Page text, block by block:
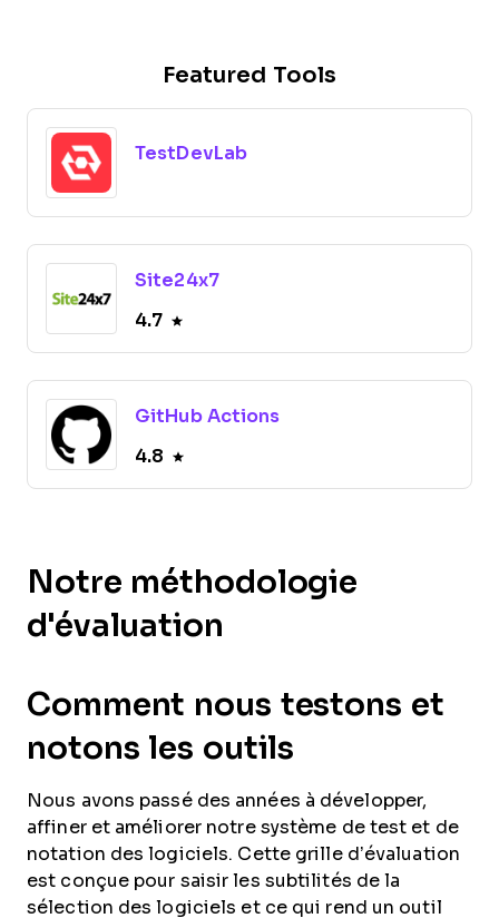
Featured Tools
TestDevLab
Site24x7
4.7
GitHub Actions
4.8
Notre méthodologie
d'évaluation
Comment nous testons et
notons les outils
Nous avons passé des années à développer,
affiner et améliorer notre système de test et de
notation des logiciels. Cette grille d’évaluation
est conçue pour saisir les subtilités de la
sélection des logiciels et ce qui rend un outil